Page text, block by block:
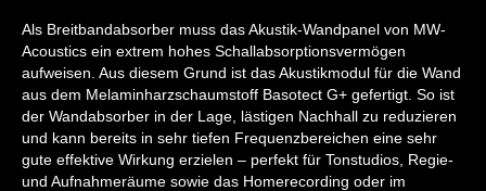
Als Breitbandabsorber muss das Akustik-Wandpanel von MW-
Acoustics ein extrem hohes Schallabsorptionsvermögen
aufweisen. Aus diesem Grund ist das Akustikmodul für die Wand
aus dem Melaminharzschaumstoff Basotect G+ gefertigt. So ist
der Wandabsorber in der Lage, lästigen Nachhall zu reduzieren
und kann bereits in sehr tiefen Frequenzbereichen eine sehr
gute effektive Wirkung erzielen – perfekt für Tonstudios, Regie-
und Aufnahmeräume sowie das Homerecording oder im